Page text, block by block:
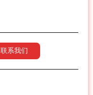
联系我们